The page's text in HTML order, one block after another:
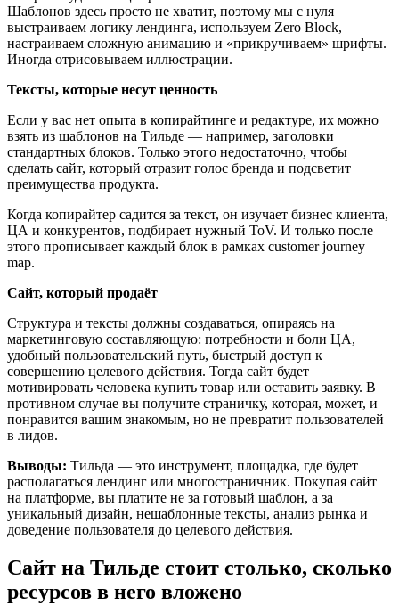
Шаблонов здесь просто не хватит, поэтому мы с нуля
выстраиваем логику лендинга, используем Zero Block,
настраиваем сложную анимацию и «прикручиваем» шрифты.
Иногда отрисовываем иллюстрации.
Тексты, которые несут ценность
Если у вас нет опыта в копирайтинге и редактуре, их можно
взять из шаблонов на Тильде — например, заголовки
стандартных блоков. Только этого недостаточно, чтобы
сделать сайт, который отразит голос бренда и подсветит
преимущества продукта.
Когда копирайтер садится за текст, он изучает бизнес клиента,
ЦА и конкурентов, подбирает нужный ToV. И только после
этого прописывает каждый блок в рамках customer journey
map.
Сайт, который продаёт
Структура и тексты должны создаваться, опираясь на
маркетинговую составляющую: потребности и боли ЦА,
удобный пользовательский путь, быстрый доступ к
совершению целевого действия. Тогда сайт будет
мотивировать человека купить товар или оставить заявку. В
противном случае вы получите страничку, которая, может, и
понравится вашим знакомым, но не превратит пользователей
в лидов.
Выводы: Тильда — это инструмент, площадка, где будет
располагаться лендинг или многостраничник. Покупая сайт
на платформе, вы платите не за готовый шаблон, а за
уникальный дизайн, нешаблонные тексты, анализ рынка и
доведение пользователя до целевого действия.
Сайт на Тильде стоит столько, сколько
ресурсов в него вложено